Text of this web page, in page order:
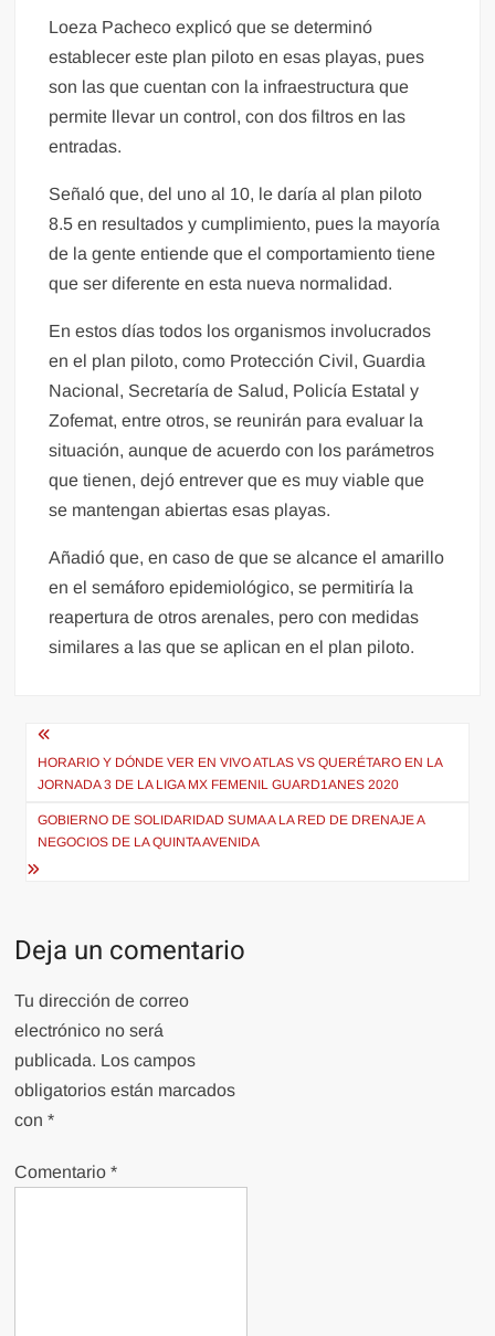
Loeza Pacheco explicó que se determinó
establecer este plan piloto en esas playas, pues
son las que cuentan con la infraestructura que
permite llevar un control, con dos filtros en las
entradas.
Señaló que, del uno al 10, le daría al plan piloto
8.5 en resultados y cumplimiento, pues la mayoría
de la gente entiende que el comportamiento tiene
que ser diferente en esta nueva normalidad.
En estos días todos los organismos involucrados
en el plan piloto, como Protección Civil, Guardia
Nacional, Secretaría de Salud, Policía Estatal y
Zofemat, entre otros, se reunirán para evaluar la
situación, aunque de acuerdo con los parámetros
que tienen, dejó entrever que es muy viable que
se mantengan abiertas esas playas.
Añadió que, en caso de que se alcance el amarillo
en el semáforo epidemiológico, se permitiría la
reapertura de otros arenales, pero con medidas
similares a las que se aplican en el plan piloto.
Navegación
de
entradas
HORARIO Y DÓNDE VER EN VIVO ATLAS VS QUERÉTARO EN LA
JORNADA 3 DE LA LIGA MX FEMENIL GUARD1ANES 2020
GOBIERNO DE SOLIDARIDAD SUMA A LA RED DE DRENAJE A
NEGOCIOS DE LA QUINTA AVENIDA
Deja un comentario
Tu dirección de correo
electrónico no será
publicada. Los campos
obligatorios están marcados
con*
Comentario*